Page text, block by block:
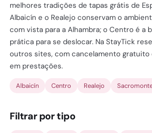
melhores tradições de tapas grátis de
Albaicín e o Realejo conservam o
com vista para a Alhambra; o Centro é a
prática para se deslocar. Na StayTick
outros sites, com cancelamento gratuito
em prestações.
Albaicín Centro Realejo
Filtrar por tipo